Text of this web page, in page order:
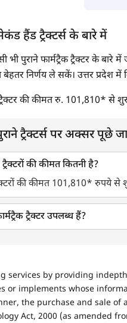
हैंड ट्रैक्टर्स के बारे में
भी पुराने फार्मट्रैक ट्रैक्टर के
निर्णय ले सकें। उत्तर प्रदेश में
की कीमत रु. 101,810* से शुरू
ट्रैक्टर्स पर अक्सर पूछे
ट्रैक्टरों की कीमत कितनी है?
की कीमत 101,810* रुपये से
ट्रैक्टर उपलब्ध हैं?
services by providing
or implements whose
the purchase and sale
Act, 2000 (as amended